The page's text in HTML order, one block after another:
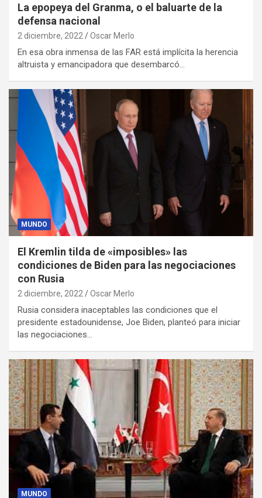
La epopeya del Granma, o el baluarte de la
defensa nacional
2 diciembre, 2022 Oscar Merlo
En esa obra inmensa de las FAR está implícita la herencia
altruista y emancipadora que desembarcó…
MUNDO
El Kremlin tilda de «imposibles» las
condiciones de Biden para las negociaciones
con Rusia
2 diciembre, 2022 Oscar Merlo
Rusia considera inaceptables las condiciones que el
presidente estadounidense, Joe Biden, planteó para iniciar
las negociaciones…
MUNDO